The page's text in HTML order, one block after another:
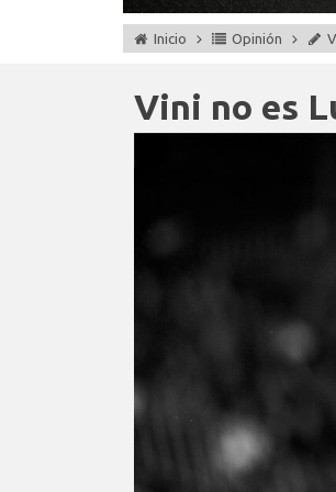
Inicio Opinión
Vini no es